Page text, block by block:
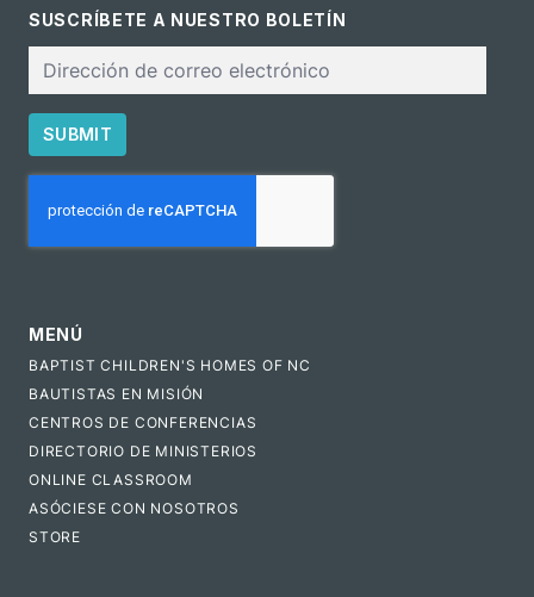
SUSCRÍBETE A NUESTRO BOLETÍN
electrónico
SUBMIT
MENÚ
BAPTIST CHILDREN'S HOMES OF NC
BAUTISTAS EN MISIÓN
CENTROS DE CONFERENCIAS
DIRECTORIO DE MINISTERIOS
ONLINE CLASSROOM
ASÓCIESE CON NOSOTROS
STORE